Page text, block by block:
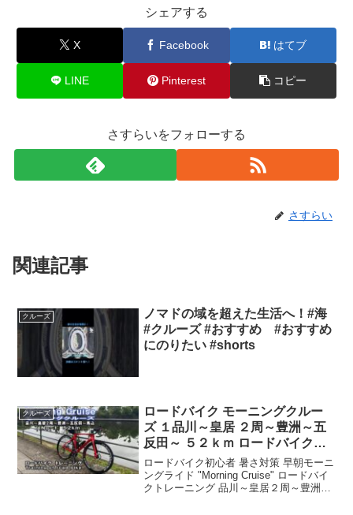
シェアする
X Facebook はてブ
LINE Pinterest コピー
さすらいをフォローする
さすらい
関連記事
クルーズ
ノマドの域を超えた生活へ！#海
#クルーズ #おすすめ #おすすめ
にのりたい #shorts
クルーズ
ロードバイク モーニングクルー
ズ １品川～皇居 ２周～豊洲～五
反田～ ５２ｋｍ ロードバイク初
心者朝の東京ライド GoProテス
ト
ロードバイク初心者 暑さ対策 早朝モーニ
ングライド "Morning Cruise" ロードバイ
クトレーニング 品川～皇居２周～豊洲～